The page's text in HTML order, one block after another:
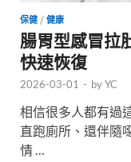
保健 / 健康
腸胃型感冒拉
快速恢復
2026-03-01 - byYC
相信很多人都有過
直跑廁所、還伴隨
情 …